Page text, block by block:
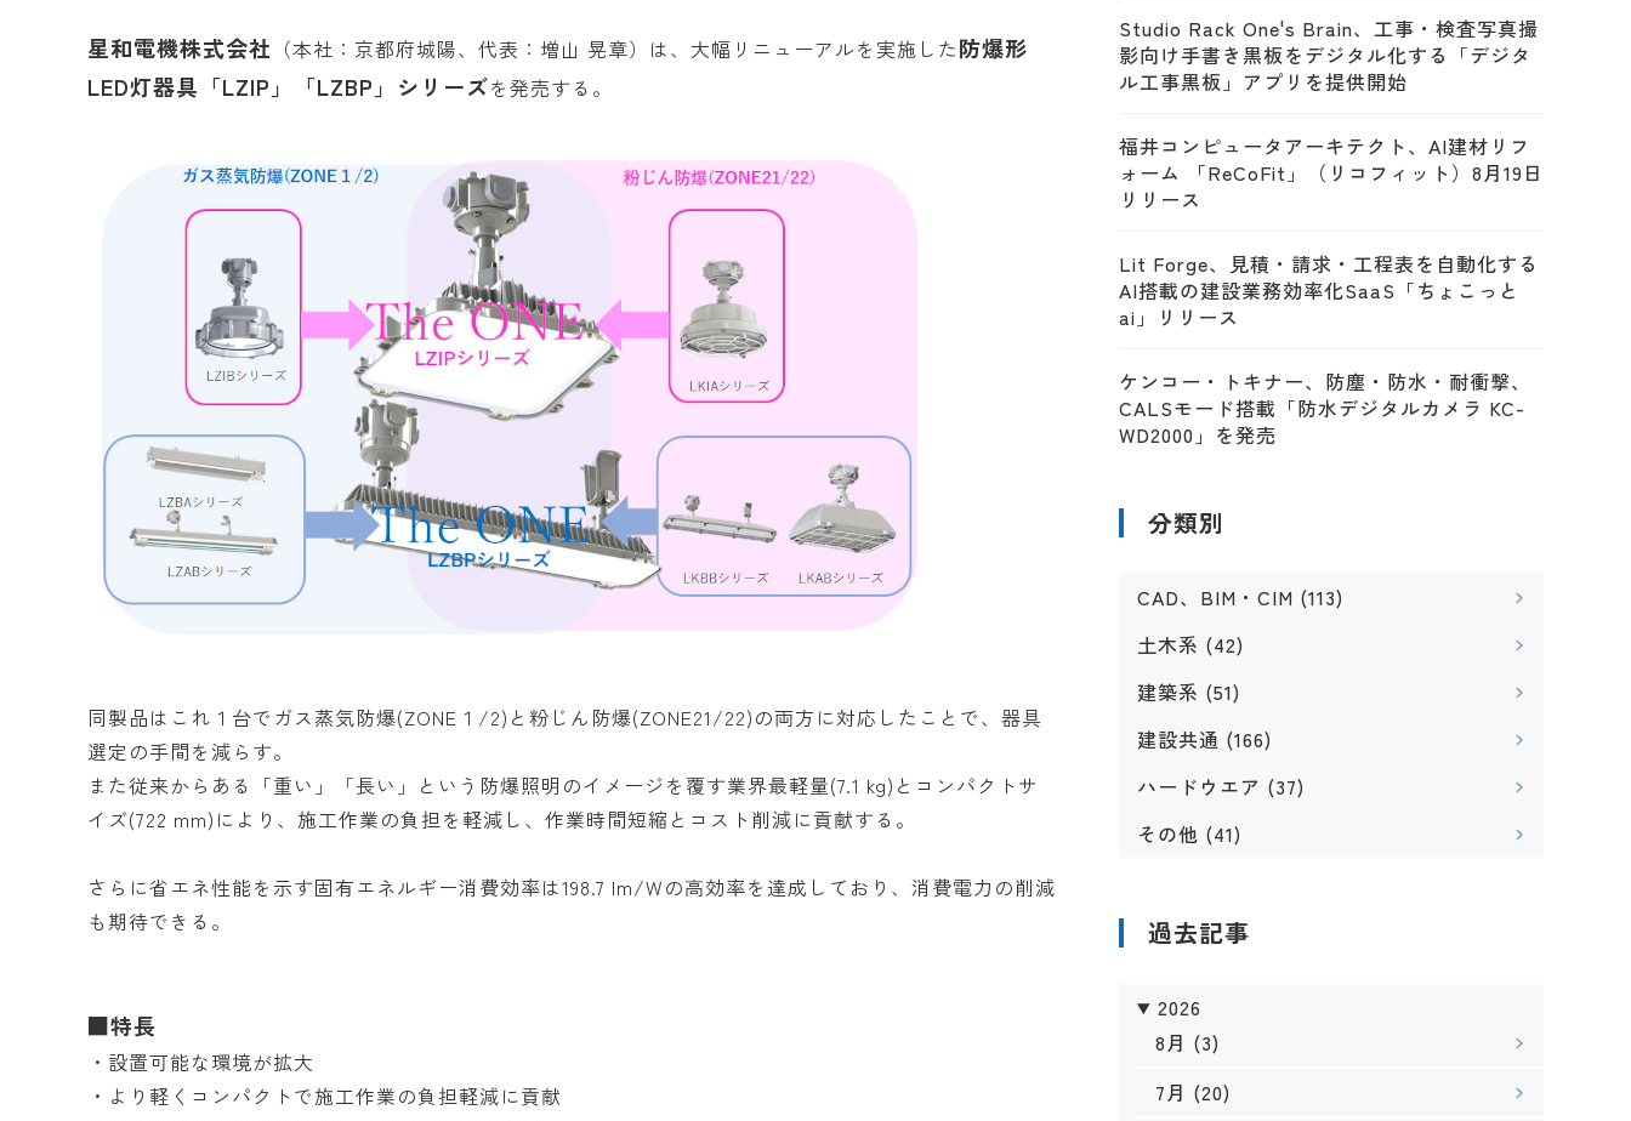
星和電機株式会社 （本社：京都府城陽、代表：増山 晃章）は、大幅リニューアルを実施した防爆形
LED灯器具 「LZIP」「LZBP」シリーズを発売する。
同製品はこれ１台でガス蒸気防爆(ZONE１/2)と粉じん防爆(ZONE21/22)の両方に対応したことで、器具
選定の手間を減らす。
また従来からある「重い」「長い」という防爆照明のイメージを覆す業界最軽量(7.1 kg)とコンパクトサ
イズ(722 mm)により、施工作業の負担を軽減し、作業時間短縮とコスト削減に貢献する。
さらに省エネ性能を示す固有エネルギー消費効率は198.7 lm/Wの高効率を達成しており、消費電力の削減
も期待できる。
■特長
・設置可能な環境が拡大
・より軽くコンパクトで施工作業の負担軽減に貢献
Studio Rack One's Brain、工事・検査写真撮
影向け手書き黒板をデジタル化する「デジタ
ル工事黒板」アプリを提供開始
福井コンピュータアーキテクト、AI建材リフ
ォーム 「ReCoFit」（リコフィット）8月19日
リリース
Lit Forge、見積・請求・工程表を自動化する
AI搭載の建設業務効率化SaaS「ちょこっと
ai」リリース
ケンコー・トキナー、防塵・防水・耐衝撃、
CALSモード搭載「防水デジタルカメラ KC-
WD2000」を発売
分類別
CAD、BIM・CIM (113)
土木系 (42)
建築系 (51)
建設共通 (166)
ハードウエア (37)
その他 (41)
過去記事
2026
8月 (3)
7月 (20)